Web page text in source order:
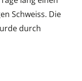
Schweiss. Die
durch